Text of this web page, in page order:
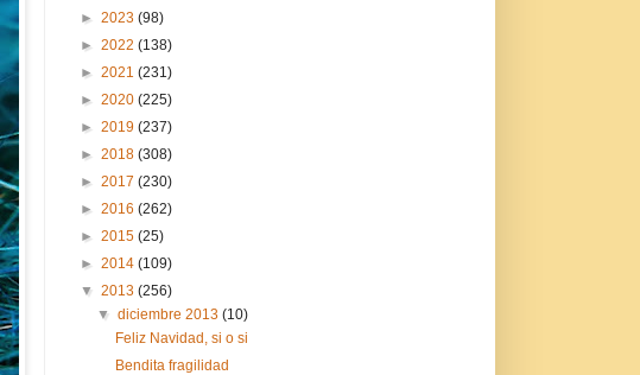
► 2023 (98)
► 2022 (138)
► 2021 (231)
► 2020 (225)
► 2019 (237)
► 2018 (308)
► 2017 (230)
► 2016 (262)
► 2015 (25)
► 2014 (109)
▼ 2013 (256)
▼diciembre 2013(10)
Feliz Navidad, si o si
Bendita fragilidad